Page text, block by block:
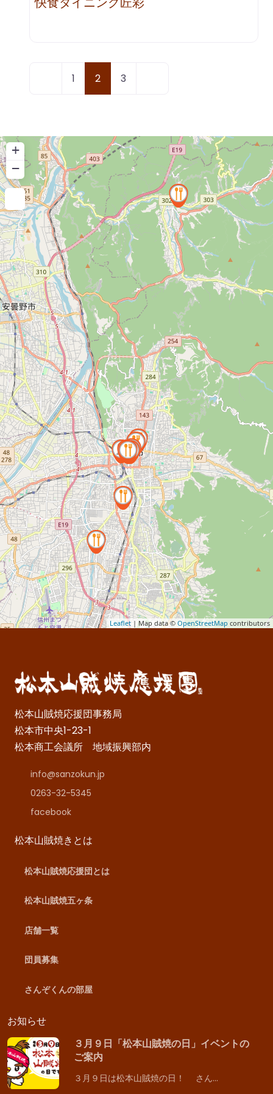
Posts
navigation
新しい投稿
1 2 3
+
−
Leaflet | Map data © OpenStreetMap contributors
松本山賊焼応援団事務局
松本市中央1-23-1
松本商工会議所 地域振興部内
info@sanzokun.jp
0263-32-5345
facebook
松本山賊焼きとは
松本山賊焼応援団とは
松本山賊焼五ヶ条
店舗一覧
団員募集
さんぞくんの部屋
お知らせ
３月９日「松本山賊焼の日」イベントの
ご案内
３月９日は松本山賊焼の日！ さん…